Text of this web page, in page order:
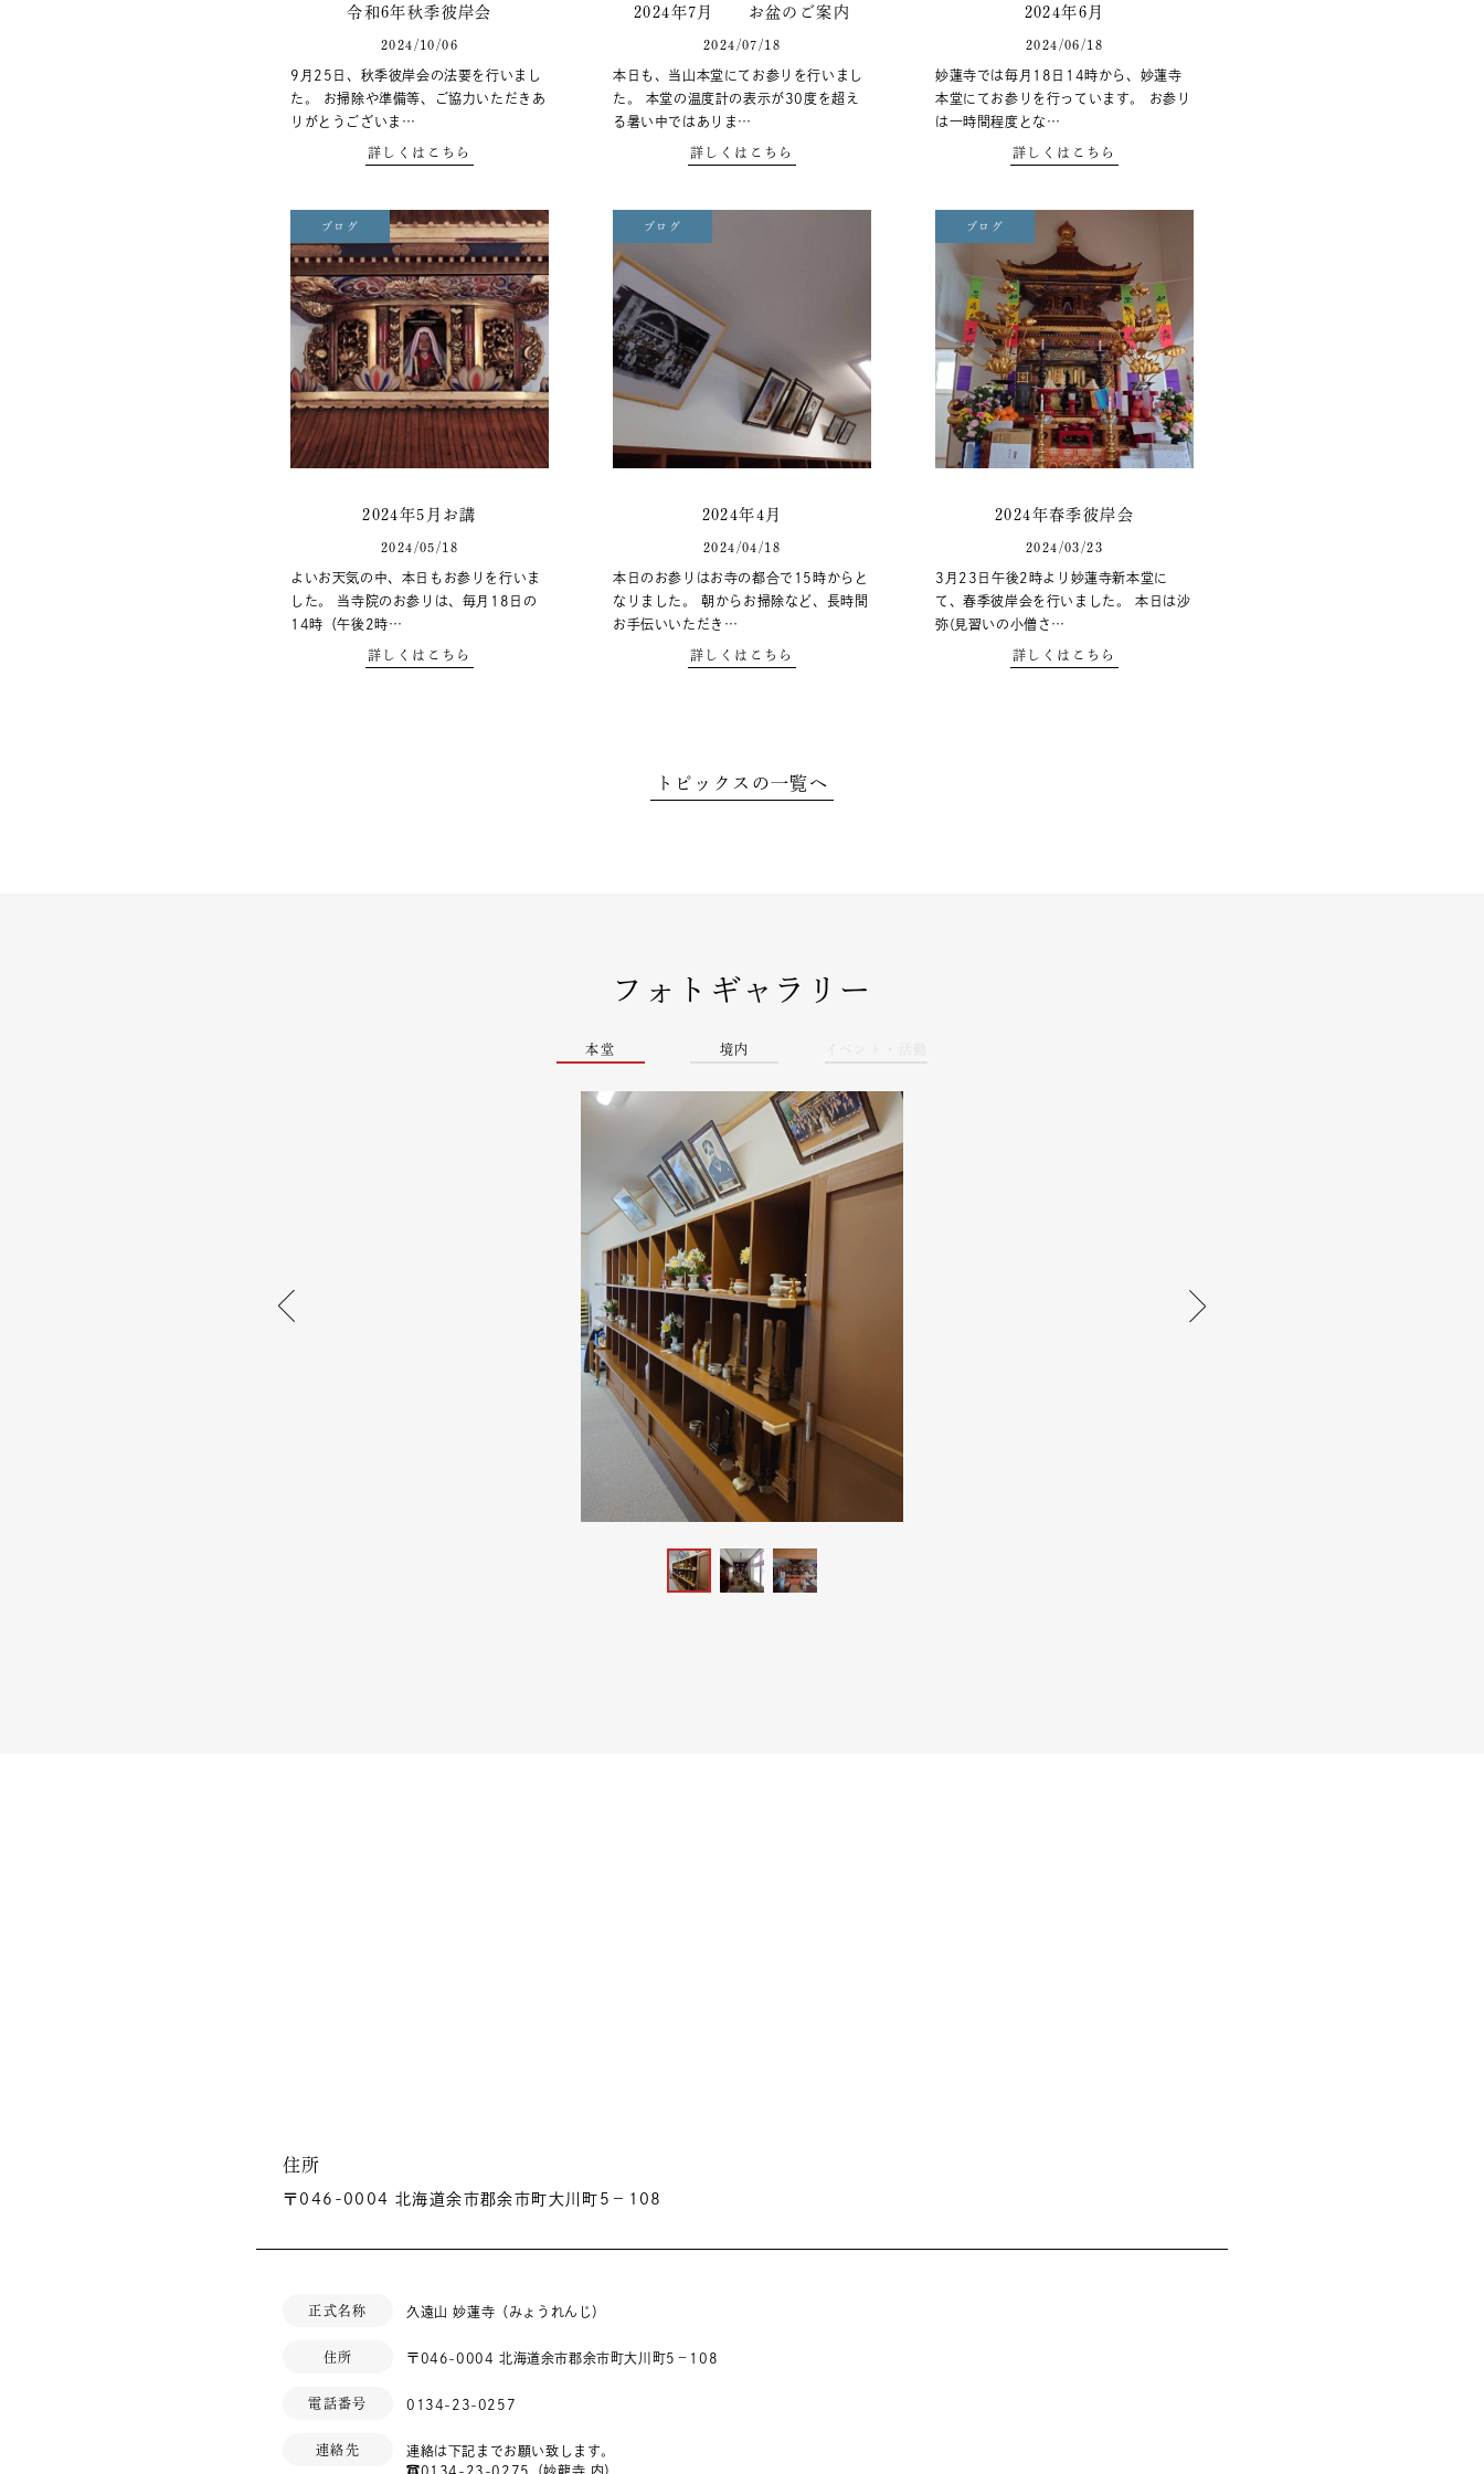
令和6年秋季彼岸会
2024/10/06
9月25日、秋季彼岸会の法要を行いまし
た。 お掃除や準備等、ご協力いただきあ
りがとうございま…
詳しくはこちら
2024年7月 お盆のご案内
2024/07/18
本日も、当山本堂にてお参りを行いまし
た。 本堂の温度計の表示が30度を超え
る暑い中ではありま…
詳しくはこちら
2024年6月
2024/06/18
妙蓮寺では毎月18日14時から、妙蓮寺
本堂にてお参りを行っています。 お参り
は一時間程度とな…
詳しくはこちら
ブログ
2024年5月お講
2024/05/18
よいお天気の中、本日もお参りを行いま
した。 当寺院のお参りは、毎月18日の
14時（午後2時…
詳しくはこちら
ブログ
2024年4月
2024/04/18
本日のお参りはお寺の都合で15時からと
なりました。 朝からお掃除など、長時間
お手伝いいただき…
詳しくはこちら
ブログ
2024年春季彼岸会
2024/03/23
3月23日午後2時より妙蓮寺新本堂に
て、春季彼岸会を行いました。 本日は沙
弥(見習いの小僧さ…
詳しくはこちら
トピックスの一覧へ
フォトギャラリー
本堂 境内
住所
〒046-0004 北海道余市郡余市町大川町5－108
正式名称 久遠山 妙蓮寺（みょうれんじ）
住所 〒046-0004 北海道余市郡余市町大川町5－108
電話番号 0134-23-0257
連絡先
連絡は下記までお願い致します。
☎0134-23-0275（妙龍寺 内）